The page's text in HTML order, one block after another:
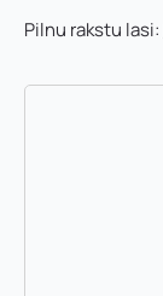
Pilnu rakstu lasi: